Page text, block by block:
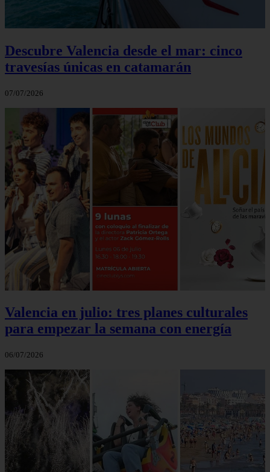
Descubre Valencia desde el mar: cinco
travesías únicas en catamarán
07/07/2026
Valencia en julio: tres planes culturales
para empezar la semana con energía
06/07/2026